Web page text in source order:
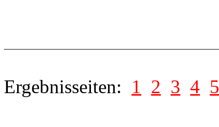
Ergebnisseiten: 1 2 3 4 5